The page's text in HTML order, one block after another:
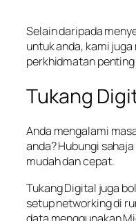
Selain daripada
untuk anda, kami
perkhidmatan
Tukang
Anda mengalami
anda? Hubungi
mudah dan cepat.
Tukang Digital juga
setup networking di
data menggunakan